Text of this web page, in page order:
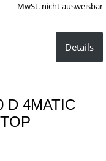
MwSt. nicht ausweisbar
Details
D 4MATIC